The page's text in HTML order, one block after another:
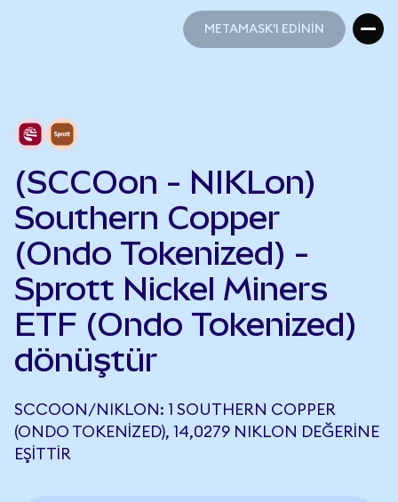
METAMASK'I EDİNİN
(SCCOon - NIKLon)
Southern Copper
(Ondo Tokenized) -
Sprott Nickel Miners
ETF (Ondo Tokenized)
dönüştür
SCCOON/NIKLON: 1 SOUTHERN COPPER
(ONDO TOKENIZED), 14,0279 NIKLON DEĞERINE
EŞITTIR